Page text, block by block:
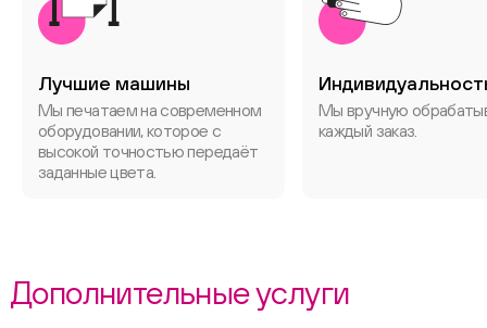
Лучшие машины
Мы печатаем на современном
оборудовании, которое с
высокой точностью передаёт
заданные цвета.
Мы вручную
каждый заказ.
Дополнительные услуги